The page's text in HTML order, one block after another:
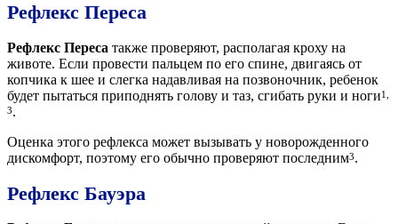
Рефлекс Переса
Рефлекс Переса также проверяют, располагая кроху на
животе. Если провести пальцем по его спине, двигаясь от
копчика к шее и слегка надавливая на позвоночник, ребенок
будет пытаться приподнять голову и таз, сгибать руки и ноги1,
3.
Оценка этого рефлекса может вызывать у новорожденного
дискомфорт, поэтому его обычно проверяют последним3.
Рефлекс Бауэра